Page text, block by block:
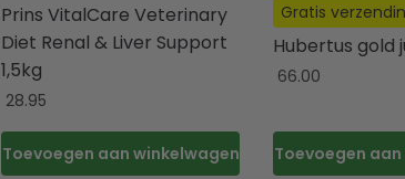
Prins VitalCare Veterinary
Diet Renal & Liver Support
1,5kg
28.95
Toevoegen aan winkelwagen
Gratis
Hubertus gold
66.00
Toevoegen